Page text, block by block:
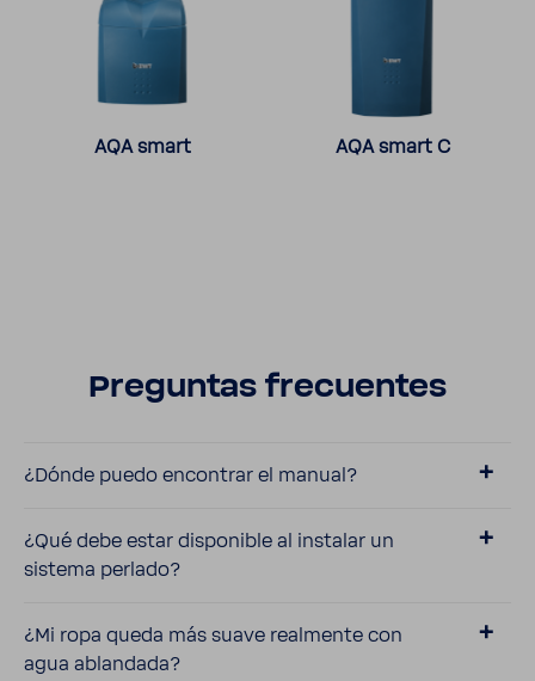
AQA smart AQA smart C
Preguntas frecuentes
¿Dónde puedo encon­trar el manual?
¿Qué debe estar dispo­nible al instalar un
sistema perlado?
¿Mi ropa queda más suave real­mente con
agua ablan­dada?